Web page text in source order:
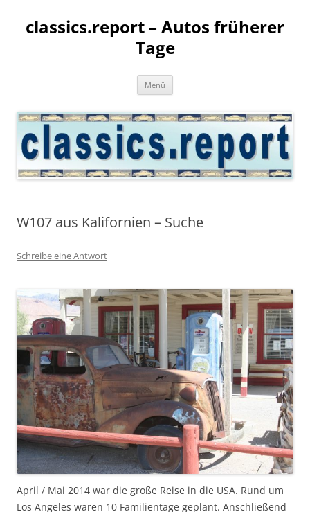
classics.report – Autos früherer
Tage
Menü
W107 aus Kalifornien – Suche
Schreibe eine Antwort
April / Mai 2014 war die große Reise in die USA. Rund um
Los Angeles waren 10 Familientage geplant. Anschließend